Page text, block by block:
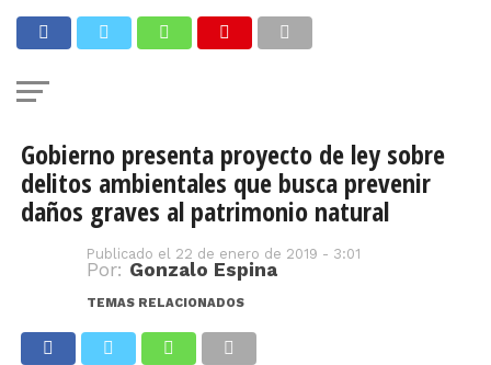
Gobierno presenta proyecto de ley sobre
delitos ambientales que busca prevenir
daños graves al patrimonio natural
Publicado el 22 de enero de 2019 - 3:01
Por: Gonzalo Espina
TEMAS RELACIONADOS